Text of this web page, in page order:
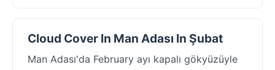
Cloud Cover In Man Adası In Şubat
Man Adası'da February ayı kapalı gökyüzüyle